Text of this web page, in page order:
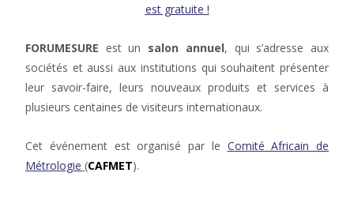
est gratuite !
FORUMESURE est un salon annuel, qui s’adresse aux
sociétés et aussi aux institutions qui souhaitent présenter
leur savoir-faire, leurs nouveaux produits et services à
plusieurs centaines de visiteurs internationaux.
Cet événement est organisé par le Comité Africain de
Métrologie (CAFMET).